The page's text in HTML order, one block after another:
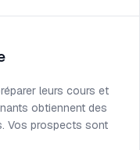
leurs cours et
obtiennent des
Vos prospects sont